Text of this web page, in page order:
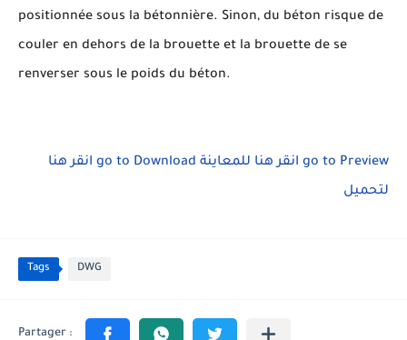
positionnée sous la bétonnière. Sinon, du béton risque de
couler en dehors de la brouette et la brouette de se
renverser sous le poids du béton.
go to Preview انقر هنا للمعاينة go to Download انقر هنا
لتحميل
Tags DWG